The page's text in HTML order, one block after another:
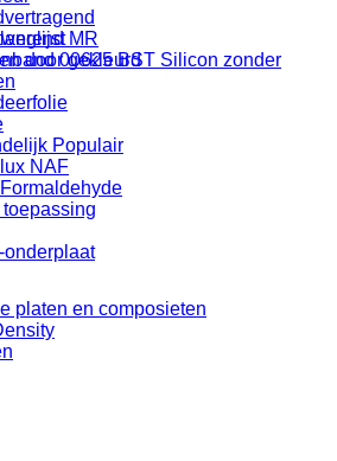
MR
door gekleurd
NAF
onderplaat
platen en composieten